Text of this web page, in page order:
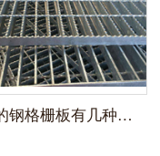
常见的钢格栅板有几种分类？